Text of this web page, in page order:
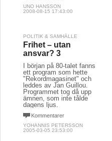
UNO HANSSON
2008-08-15 17:43:00
POLITIK & SAMHÄLLE
Frihet – utan
ansvar? 3
I början på 80-talet fanns
ett program som hette
"Rekordmagasinet" och
leddes av Jan Guillou.
Programmet tog då upp
ämnen, som inte tålde
dagens ljus.
Kommentarer
YOHANNIS PETERSSON
2005-03-05 23:53:00